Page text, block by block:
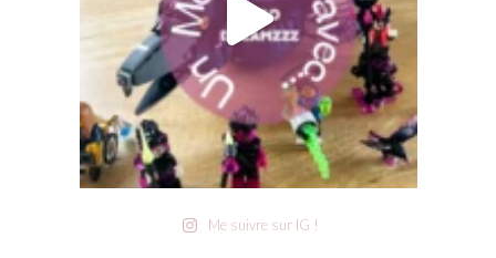
Me suivre sur IG !